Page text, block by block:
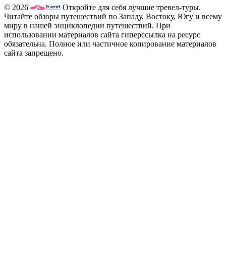
© 2026
Откройте для себя лучшие тревел-туры.
Читайте обзоры путешествий по Западу, Востоку, Югу и всему
миру в нашей энциклопедии путешествий. При
использовании материалов сайта гиперссылка на ресурс
обязательна. Полное или частичное копирование материалов
сайта запрещено.